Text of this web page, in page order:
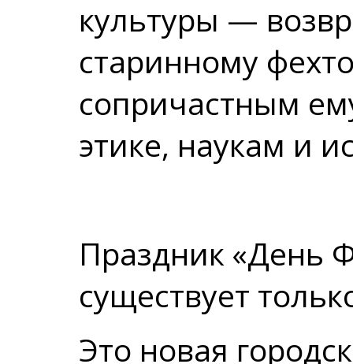
культуры —
старинному
сопричастным
этике, наукам и
Праздник «День
существует
Это новая